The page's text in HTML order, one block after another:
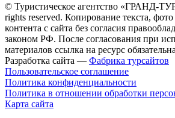
© Туристическое агентство «ГРАНД-
rights reserved. Копирование текста,
контента с сайта без согласия
законом РФ. После согласования при
материалов ссылка на ресурс
Разработка сайта — Фабрика турсайтов
Пользовательское соглашение
Политика конфиденциальности
Политика в отношении обработки
Карта сайта